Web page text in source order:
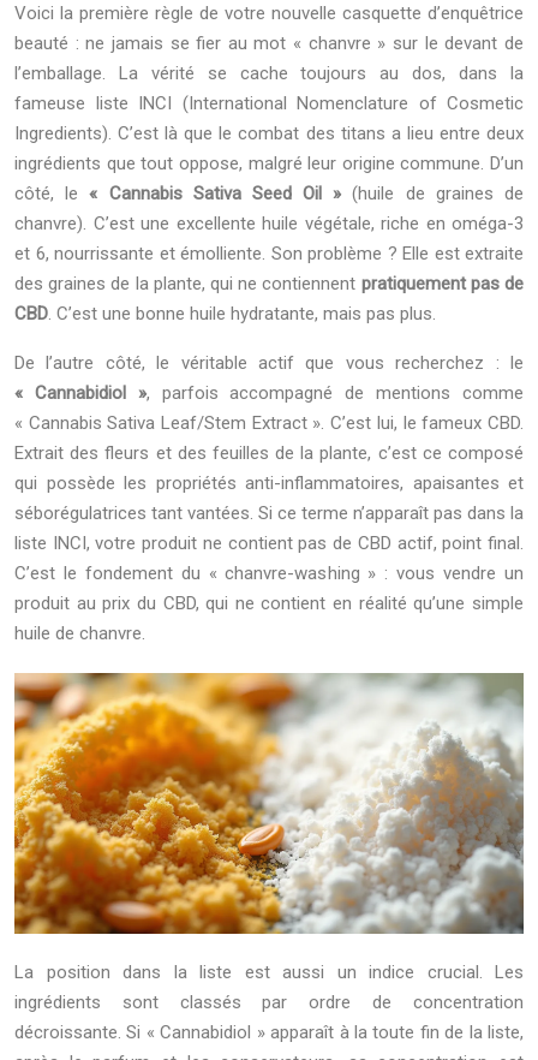
Voici la première règle de votre nouvelle casquette d’enquêtrice
beauté : ne jamais se fier au mot « chanvre » sur le devant de
l’emballage. La vérité se cache toujours au dos, dans la
fameuse liste INCI (International Nomenclature of Cosmetic
Ingredients). C’est là que le combat des titans a lieu entre deux
ingrédients que tout oppose, malgré leur origine commune. D’un
côté, le« Cannabis Sativa Seed Oil » (huile de graines de
chanvre). C’est une excellente huile végétale, riche en oméga-3
et 6, nourrissante et émolliente. Son problème ? Elle est extraite
des graines de la plante, qui ne contiennent pratiquement pas de
CBD. C’est une bonne huile hydratante, mais pas plus.
De l’autre côté, le véritable actif que vous recherchez : le
« Cannabidiol », parfois accompagné de mentions comme
« Cannabis Sativa Leaf/Stem Extract ». C’est lui, le fameux CBD.
Extrait des fleurs et des feuilles de la plante, c’est ce composé
qui possède les propriétés anti-inflammatoires, apaisantes et
séborégulatrices tant vantées. Si ce terme n’apparaît pas dans la
liste INCI, votre produit ne contient pas de CBD actif, point final.
C’est le fondement du « chanvre-washing » : vous vendre un
produit au prix du CBD, qui ne contient en réalité qu’une simple
huile de chanvre.
La position dans la liste est aussi un indice crucial. Les
ingrédients sont classés par ordre de concentration
décroissante. Si « Cannabidiol » apparaît à la toute fin de la liste,